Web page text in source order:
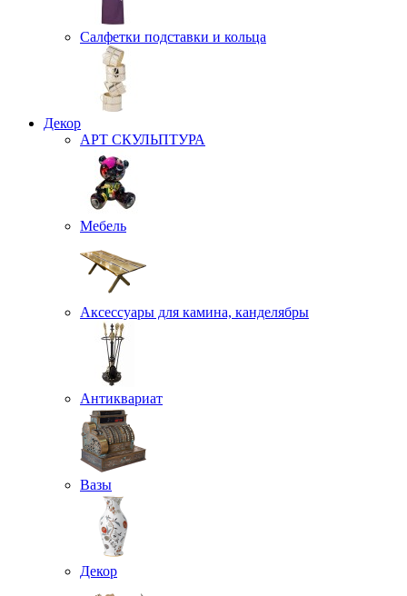
Салфетки подставки и кольца
Декор
АРТ СКУЛЬПТУРА
Мебель
Аксессуары для камина, канделябры
Антиквариат
Вазы
Декор